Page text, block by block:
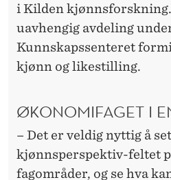
i Kilden
uavhengig avdeling
Kunnskapssenteret
kjønn og likestilling.
ØKONOMIFAGET I
– Det er veldig nyttig å
kjønnsperspektiv-feltet
fagområder, og se hva